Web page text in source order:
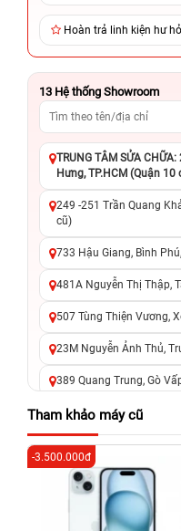
Hoàn trả linh kiện hư
13 Hệ thống Showroom
TRUNG TÂM SỬA
Hưng, TP.HCM (Quận 10
249 -251 Trần Quang
cũ)
733 Hậu Giang, Bình
481A Nguyễn Thị Thập,
507 Tùng Thiện Vương,
23M Nguyễn Ảnh Thủ,
389 Quang Trung, Gò
625 - 625A Âu Cơ, Tân
326 Lê Văn Việt, Tăng
Đức cũ)
256 Võ Văn Ngân, Thủ
Tham khảo máy cũ
-3.500.000đ